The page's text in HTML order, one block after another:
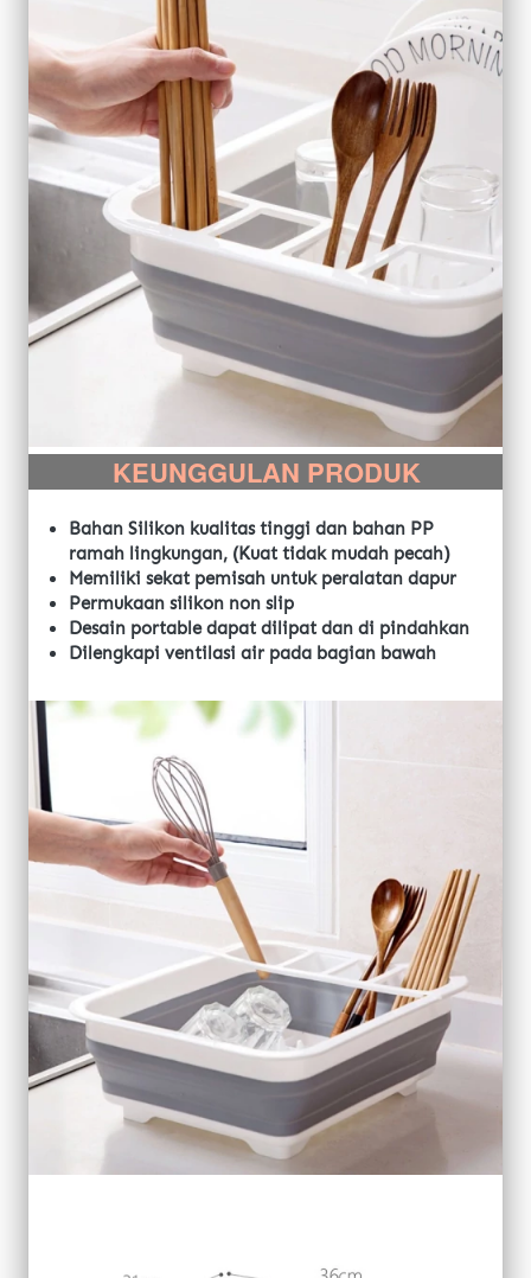
KEUNGGULAN PRODUK
Bahan Silikon kualitas tinggi dan bahan PP
ramah lingkungan, (Kuat tidak mudah pecah)
Memiliki sekat pemisah untuk peralatan dapur
Permukaan silikon non slip
Desain portable dapat dilipat dan di pindahkan
Dilengkapi ventilasi air pada bagian bawah